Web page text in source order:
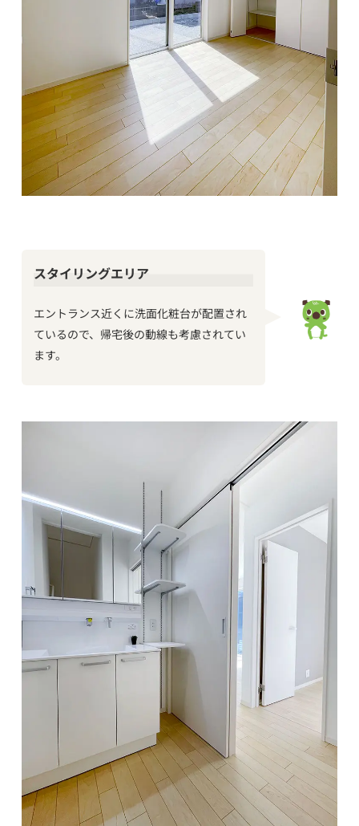
スタイリングエリア
エントランス近くに洗面化粧台が配置され
ているので、帰宅後の動線も考慮されてい
ます。